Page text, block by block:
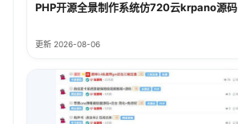
PHP开源全景制作系统仿720云krpano源码
更新 2026-08-06